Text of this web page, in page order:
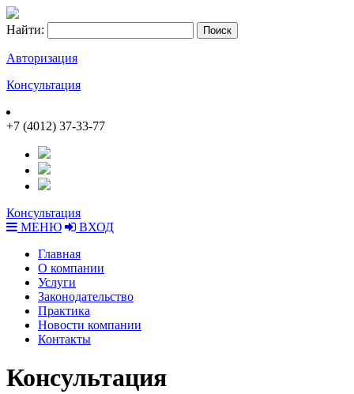
Найти:
Авторизация
Консультация
+7 (4012) 37-33-77
Консультация
МЕНЮ
ВХОД
Главная
О компании
Услуги
Законодательство
Практика
Новости компании
Контакты
Консультация